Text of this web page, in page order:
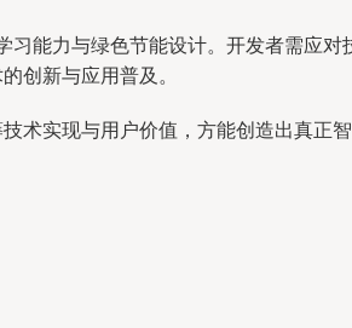
能力与绿色节能设计。开发者需应
创新与应用普及。
术实现与用户价值，方能创造出真正